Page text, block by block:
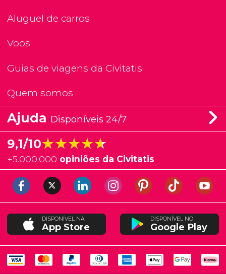
Aluguel de carros
Voos
Guias de viagens da Civitatis
Quem somos
Ajuda Disponíveis 24/7
9,1/10★★★★★
★★★★★
+5.000.000 opiniões da Civitatis
DISPONÍVEL NA
App Store
DISPONÍVEL NO
Google Play